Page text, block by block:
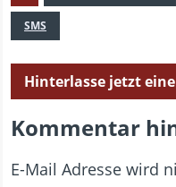
SMS
Hinterlasse jetzt
Kommentar
E-Mail Adresse wird